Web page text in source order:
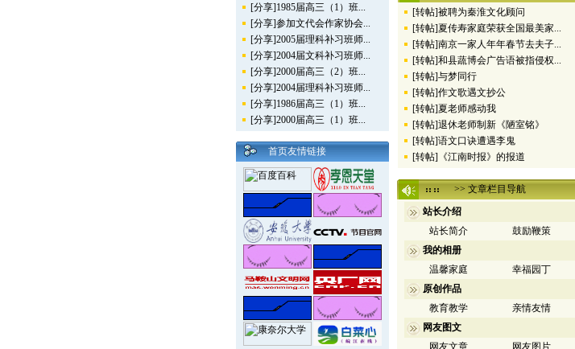
[分享]1985届高三（1）班...
[分享]参加文代会作家协会...
[分享]2005届理科补习班师...
[分享]2004届文科补习班师...
[分享]2000届高三（2）班...
[分享]2004届理科补习班师...
[分享]1986届高三（1）班...
[分享]2000届高三（1）班...
首页友情链接
[转帖]被聘为秦淮文化顾问
[转帖]夏传寿家庭荣获全国最美家...
[转帖]南京一家人年年春节去夫子...
[转帖]和县蔬博会广告语被指侵权...
[转帖]与梦同行
[转帖]作文歌遇文抄公
[转帖]夏老师感动我
[转帖]退休老师制新《陋室铭》
[转帖]语文口诀遭遇李鬼
[转帖]《江南时报》的报道
>> 文章栏目导航
站长介绍
站长简介
鼓励鞭策
我的相册
温馨家庭
幸福园丁
原创作品
教育教学
亲情友情
网友图文
网友文章
网友图片